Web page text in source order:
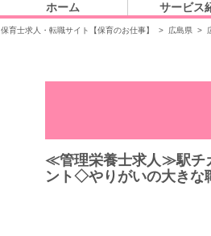
ホーム サービス
保育士求人・転職サイト【保育のお仕事】 > 広島県 >
≪管理栄養士求人≫駅チ
ント◇やりがいの大き